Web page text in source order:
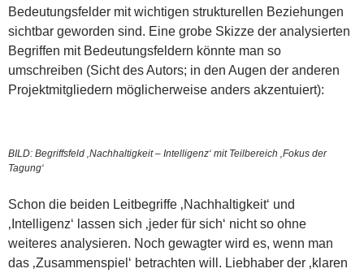
Bedeutungsfelder mit wichtigen strukturellen Beziehungen
sichtbar geworden sind. Eine grobe Skizze der analysierten
Begriffen mit Bedeutungsfeldern könnte man so
umschreiben (Sicht des Autors; in den Augen der anderen
Projektmitgliedern möglicherweise anders akzentuiert):
BILD: Begriffsfeld ‚Nachhaltigkeit – Intelligenz‘ mit Teilbereich ‚Fokus der
Tagung‘
Schon die beiden Leitbegriffe ‚Nachhaltigkeit‘ und
‚Intelligenz‘ lassen sich ‚jeder für sich‘ nicht so ohne
weiteres analysieren. Noch gewagter wird es, wenn man
das ‚Zusammenspiel‘ betrachten will. Liebhaber der ‚klaren